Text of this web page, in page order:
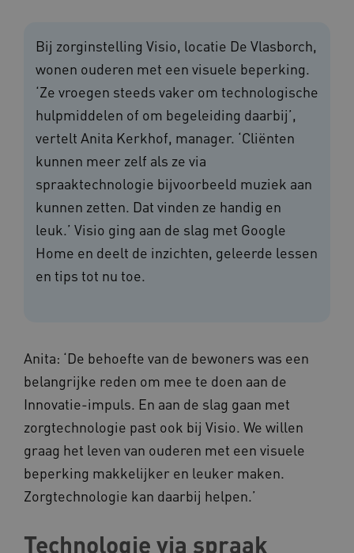
Bij zorginstelling Visio, locatie De Vlasborch,
wonen ouderen met een visuele beperking.
‘Ze vroegen steeds vaker om technologische
hulpmiddelen of om begeleiding daarbij’,
vertelt Anita Kerkhof, manager. ‘Cliënten
kunnen meer zelf als ze via
spraaktechnologie bijvoorbeeld muziek aan
kunnen zetten. Dat vinden ze handig en
leuk.’ Visio ging aan de slag met Google
Home en deelt de inzichten, geleerde lessen
en tips tot nu toe.
Anita: ‘De behoefte van de bewoners was een
belangrijke reden om mee te doen aan de
Innovatie-impuls. En aan de slag gaan met
zorgtechnologie past ook bij Visio. We willen
graag het leven van ouderen met een visuele
beperking makkelijker en leuker maken.
Zorgtechnologie kan daarbij helpen.’
Technologie via spraak